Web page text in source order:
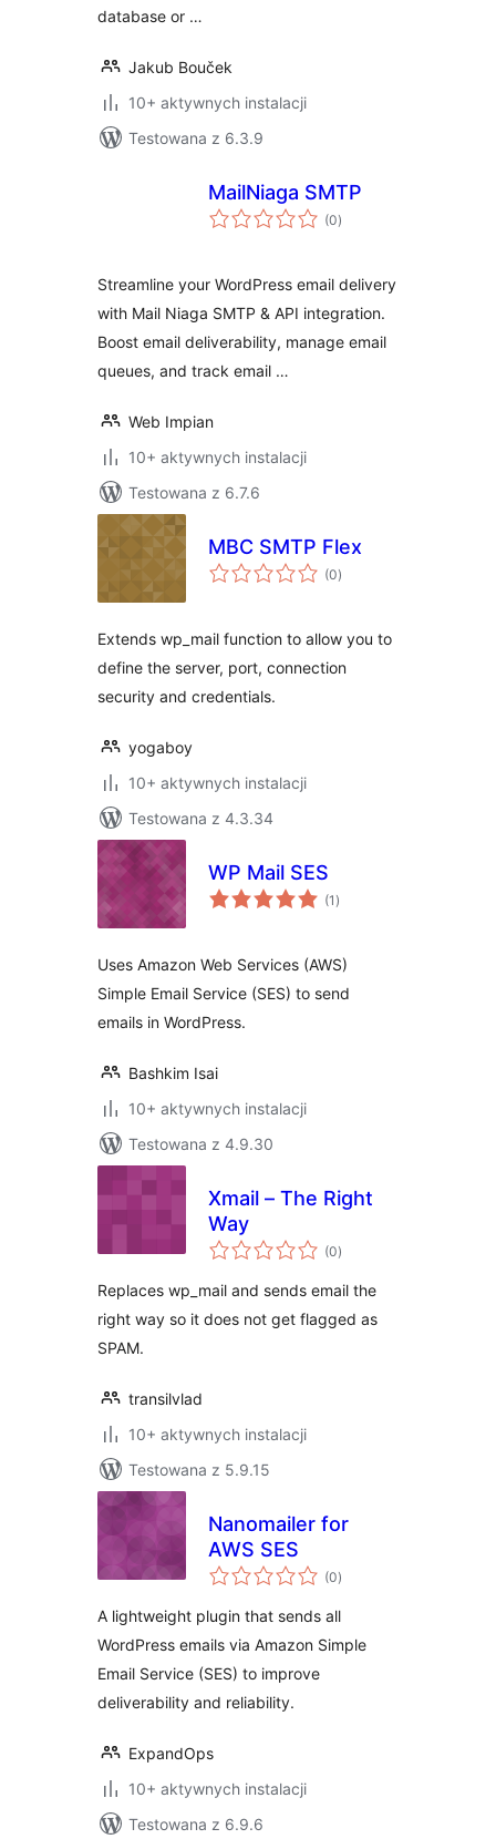
database or …
Jakub Bouček
10+ aktywnych instalacji
Testowana z 6.3.9
MailNiaga SMTP
(0wszystkich
ocen
)
Streamline your WordPress email delivery
with Mail Niaga SMTP & API integration.
Boost email deliverability, manage email
queues, and track email …
Web Impian
10+ aktywnych instalacji
Testowana z 6.7.6
MBC SMTP Flex
(0wszystkich
ocen
)
Extends wp_mail function to allow you to
define the server, port, connection
security and credentials.
yogaboy
10+ aktywnych instalacji
Testowana z 4.3.34
WP Mail SES
(1 wszystkich
ocen
)
Uses Amazon Web Services (AWS)
Simple Email Service (SES) to send
emails in WordPress.
Bashkim Isai
10+ aktywnych instalacji
Testowana z 4.9.30
Xmail – The Right
Way
(0wszystkich
ocen
)
Replaces wp_mail and sends email the
right way so it does not get flagged as
SPAM.
transilvlad
10+ aktywnych instalacji
Testowana z 5.9.15
Nanomailer for
AWS SES
(0wszystkich
ocen
)
A lightweight plugin that sends all
WordPress emails via Amazon Simple
Email Service (SES) to improve
deliverability and reliability.
ExpandOps
10+ aktywnych instalacji
Testowana z 6.9.6